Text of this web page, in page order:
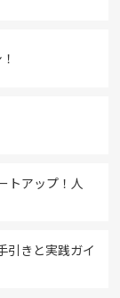
トアップ！人
引きと実践ガイ